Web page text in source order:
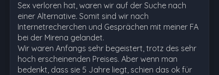
Sex verloren hat, waren wir auf der Suche nach
einer Alternative. Somit sind wir nach
Internetrecherchen und Gesprächen mit meiner FA
bei der Mirena gelandet.
Wir waren Anfangs sehr begeistert, trotz des sehr
hoch erscheinenden Preises. Aber wenn man
bedenkt, dass sie 5 Jahre liegt, schien das ok für